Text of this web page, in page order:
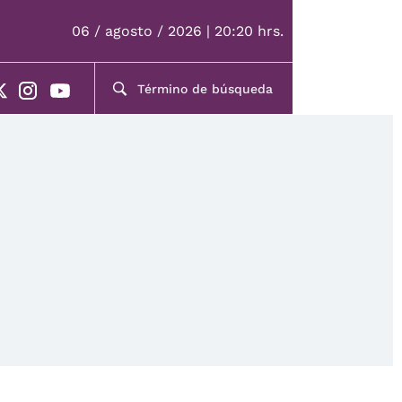
06 / agosto / 2026 | 20:20 hrs.